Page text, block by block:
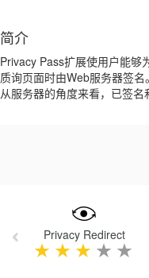
简介
Privacy Pass扩展使用户能够
质询页面时由Web服务器签
从服务器的角度来看，已签
Privacy Redirect
★ ★ ★ ★ ★